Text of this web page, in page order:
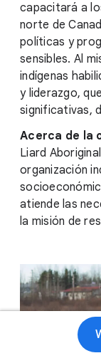
capacitará a
norte de
políticas y
sensibles. Al
indígenas
y liderazgo,
significativas,
Acerca de la
Liard
organización
atiende las
la misión de